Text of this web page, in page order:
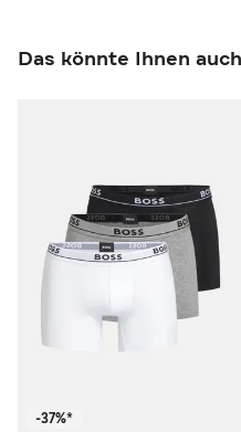
Das könnte Ihnen
-37%*